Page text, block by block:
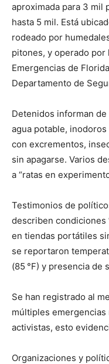
aproximada para 3 mil
hasta 5 mil. Está
rodeado por
pitones, y operado por
Emergencias de
Departamento de
Detenidos informan
agua potable,
con excrementos,
sin apagarse. Varios
a “ratas en
Testimonios de
describen condiciones
en tiendas portátiles
se reportaron
(85 °F) y presencia de
Se han registrado al
múltiples
activistas, esto
Organizaciones y